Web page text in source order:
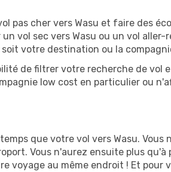
pas cher vers Wasu et faire des
vol sec vers Wasu ou un vol
votre destination ou la
de filtrer votre recherche de vol
low cost en particulier ou
que votre vol vers Wasu.
Vous n'aurez ensuite plus
voyage au même endroit ! Et